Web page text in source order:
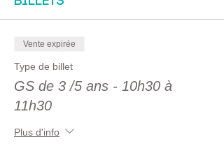
Vente expirée
Type de billet
GS de 3 /5 ans - 10h30 à
11h30
Plus d'info